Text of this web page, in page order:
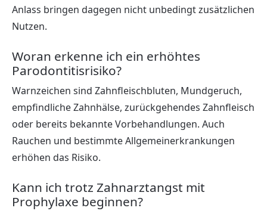
Anlass bringen dagegen nicht unbedingt zusätzlichen
Nutzen.
Woran erkenne ich ein erhöhtes
Parodontitisrisiko?
Warnzeichen sind Zahnfleischbluten, Mundgeruch,
empfindliche Zahnhälse, zurückgehendes Zahnfleisch
oder bereits bekannte Vorbehandlungen. Auch
Rauchen und bestimmte Allgemeinerkrankungen
erhöhen das Risiko.
Kann ich trotz Zahnarztangst mit
Prophylaxe beginnen?